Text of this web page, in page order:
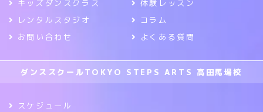
キッズダンスクラス
体験レッスン
レンタルスタジオ
コラム
お問い合わせ
よくある質問
ダンススクールTOKYO STEPS ARTS 高田馬場校
スケジュール